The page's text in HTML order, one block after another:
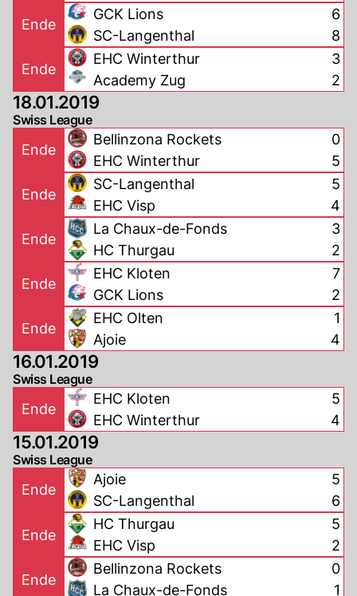
Ende
GCK Lions
SC-Langenthal
6
8
Ende
EHC Winterthur
Academy Zug
3
2
18.01.2019
Swiss League
Ende
Bellinzona Rockets
EHC Winterthur
0
5
Ende
SC-Langenthal
EHC Visp
5
4
Ende
La Chaux-de-Fonds
HC Thurgau
3
2
Ende
EHC Kloten
GCK Lions
7
2
Ende
EHC Olten
Ajoie
1
4
16.01.2019
Swiss League
Ende
EHC Kloten
EHC Winterthur
5
4
15.01.2019
Swiss League
Ende
Ajoie
SC-Langenthal
5
6
Ende
HC Thurgau
EHC Visp
5
2
Ende
Bellinzona Rockets
La Chaux-de-Fonds
0
1